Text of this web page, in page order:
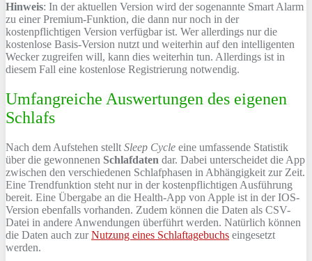
Hinweis: In der aktuellen Version wird der sogenannte Smart Alarm
zu einer Premium-Funktion, die dann nur noch in der
kostenpflichtigen Version verfügbar ist. Wer allerdings nur die
kostenlose Basis-Version nutzt und weiterhin auf den intelligenten
Wecker zugreifen will, kann dies weiterhin tun. Allerdings ist in
diesem Fall eine kostenlose Registrierung notwendig.
Umfangreiche Auswertungen des eigenen
Schlafs
Nach dem Aufstehen stellt Sleep Cycle eine umfassende Statistik
über die gewonnenen Schlafdaten dar. Dabei unterscheidet die App
zwischen den verschiedenen Schlafphasen in Abhängigkeit zur Zeit.
Eine Trendfunktion steht nur in der kostenpflichtigen Ausführung
bereit. Eine Übergabe an die Health-App von Apple ist in der IOS-
Version ebenfalls vorhanden. Zudem können die Daten als CSV-
Datei in andere Anwendungen überführt werden. Natürlich können
die Daten auch zurNutzung eines Schlaftagebuchs eingesetzt
werden.